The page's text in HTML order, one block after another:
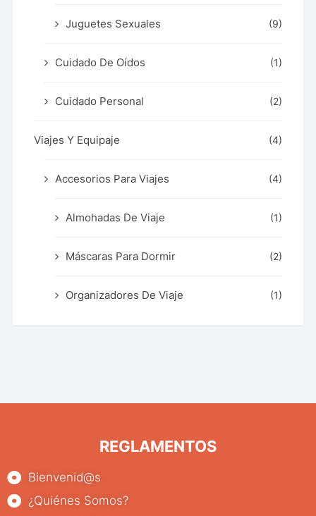
Juguetes Sexuales (9)
Cuidado De Oídos (1)
Cuidado Personal (2)
Viajes Y Equipaje (4)
Accesorios Para Viajes (4)
Almohadas De Viaje (1)
Máscaras Para Dormir (2)
Organizadores De Viaje (1)
REGLAMENTOS
Bienvenid@s
¿Quiénes Somos?